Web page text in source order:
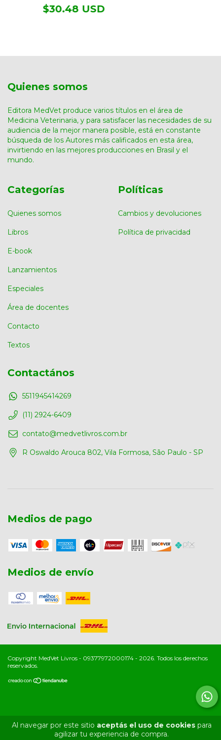
Al navegar por este sitio aceptás el uso de cookiespara
agilizar tu experiencia de compra.
$30.48 USD
Quienes somos
Editora MedVet produce varios títulos en el área de
Medicina Veterinaria, y para satisfacer las necesidades de su
audiencia de la mejor manera posible, está en constante
búsqueda de los Autores más calificados en esta área,
invirtiendo en las mejores producciones en Brasil y el
mundo.
Categorías
Quienes somos
Libros
E-book
Lanzamientos
Especiales
Área de docentes
Contacto
Textos
Políticas
Cambios y devoluciones
Política de privacidad
Contactános
5511945414269
(11) 2924-6409
contato@medvetlivros.com.br
R Oswaldo Arouca 802, Vila Formosa, São Paulo - SP
Medios de pago
Medios de envío
Copyright MedVet Livros - 09377972000174 - 2026. Todos los derechos
reservados.